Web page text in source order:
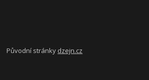
Původní stránky dzejn.cz